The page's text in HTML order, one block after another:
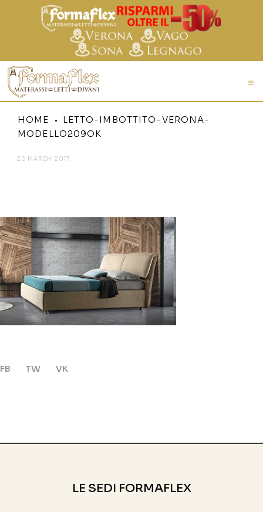
HOME
LETTO-IMBOTTITO-VERONA-
MODELLO209OK
20 MARCH 2017
FB TW VK
LE SEDI FORMAFLEX